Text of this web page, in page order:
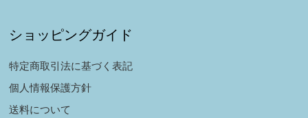
ショッピングガイド
特定商取引法に基づく表記
個人情報保護方針
送料について